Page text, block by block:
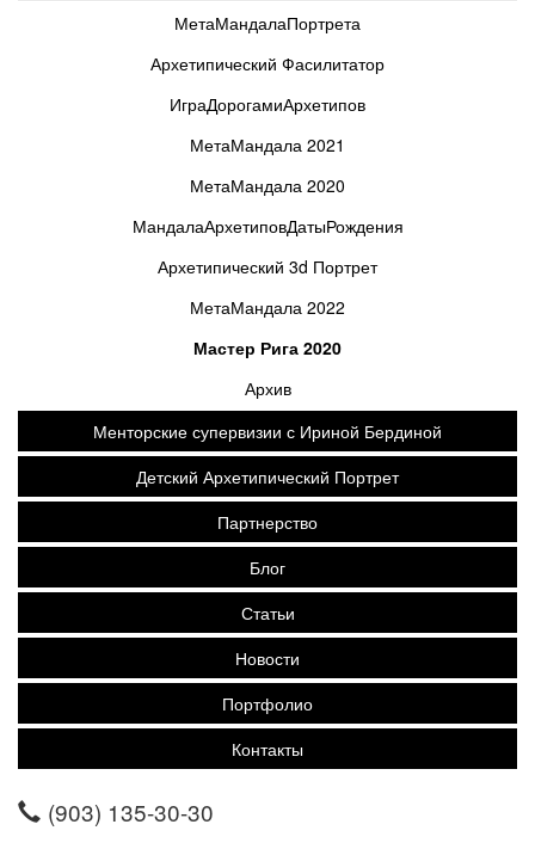
МетаМандалаПортрета
Архетипический Фасилитатор
ИграДорогамиАрхетипов
МетаМандала 2021
МетаМандала 2020
МандалаАрхетиповДатыРождения
Архетипический 3d Портрет
МетаМандала 2022
Мастер Рига 2020
Архив
Менторские супервизии с Ириной Бердиной
Детский Архетипический Портрет
Партнерство
Блог
Статьи
Новости
Портфолио
Контакты
(903) 135-30-30